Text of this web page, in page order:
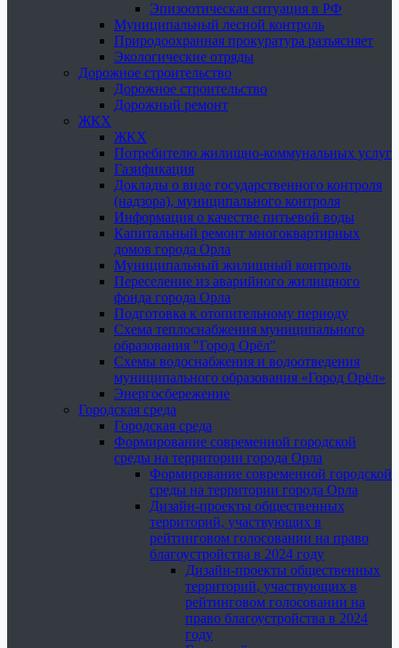
Эпизоотическая ситуация в РФ
Муниципальный лесной контроль
Природоохранная прокуратура разъясняет
Экологические отряды
Дорожное строительство
Дорожное строительство
Дорожный ремонт
ЖКХ
ЖКХ
Потребителю жилищно-коммунальных услуг
Газификация
Доклады о виде государственного контроля
(надзора), муниципального контроля
Информация о качестве питьевой воды
Капитальный ремонт многоквартирных
домов города Орла
Муниципальный жилищный контроль
Переселение из аварийного жилищного
фонда города Орла
Подготовка к отопительному периоду
Схема теплоснабжения муниципального
образования "Город Орёл"
Схемы водоснабжения и водоотведения
муниципального образования «Город Орёл»
Энергосбережение
Городская среда
Городская среда
Формирование современной городской
среды на территории города Орла
Формирование современной городской
среды на территории города Орла
Дизайн-проекты общественных
территорий, участвующих в
рейтинговом голосовании на право
благоустройства в 2024 году
Дизайн-проекты общественных
территорий, участвующих в
рейтинговом голосовании на
право благоустройства в 2024
году